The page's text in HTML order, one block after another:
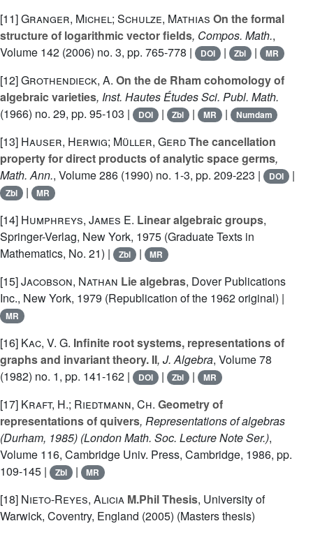
[11]Granger, Michel; Schulze, Mathias On the formal
structure of logarithmic vector fields, Compos. Math.,
Volume 142 (2006) no. 3, pp. 765-778 | DOI | Zbl | MR
[12]Grothendieck, A. On the de Rham cohomology of
algebraic varieties, Inst. Hautes Études Sci. Publ. Math.
(1966) no. 29, pp. 95-103 |
DOI | Zbl | MR | Numdam
[13] Hauser, Herwig; Müller, GerdThe cancellation
property for direct products of analytic space germs,
Math. Ann., Volume 286 (1990) no. 1-3, pp. 209-223 | DOI |
Zbl | MR
[14] Humphreys, James E. Linear algebraic groups,
Springer-Verlag, New York, 1975 (Graduate Texts in
Mathematics, No. 21) |
Zbl | MR
[15]Jacobson, Nathan Lie algebras, Dover Publications
Inc., New York, 1979 (Republication of the 1962 original) |
MR
[16] Kac, V. G. Infinite root systems, representations of
graphs and invariant theory. II, J. Algebra, Volume 78
(1982) no. 1, pp. 141-162 |
DOI | Zbl | MR
[17] Kraft, H.; Riedtmann, Ch. Geometry of
representations of quivers, Representations of algebras
(Durham, 1985) (London Math. Soc. Lecture Note Ser.),
Volume 116, Cambridge Univ. Press, Cambridge, 1986, pp.
109-145 |
Zbl | MR
[18] Nieto-Reyes, Alicia M.Phil Thesis, University of
Warwick, Coventry, England (2005) (Masters thesis)